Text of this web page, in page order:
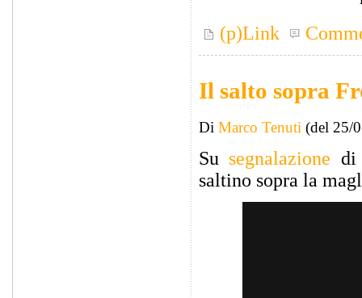
(p)Link
Il salto sopra
Di Marco Tenuti (del 25/
Su segnalazione
saltino sopra la